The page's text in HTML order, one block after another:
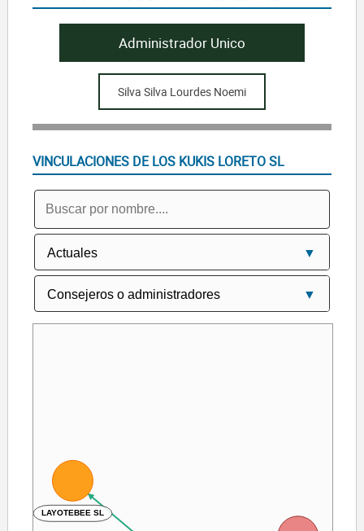
Administrador Unico
Silva Silva Lourdes Noemi
VINCULACIONES DE LOS KUKIS LORETO SL
LAYOTEBEE SL